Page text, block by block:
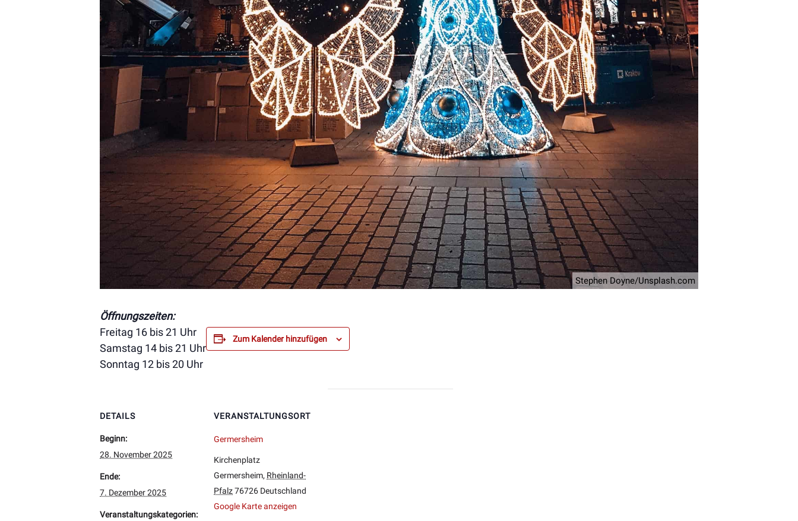
Stephen Doyne/Unsplash.com
Öffnungszeiten:
Freitag 16 bis 21 Uhr
Samstag 14 bis 21 Uhr
Sonntag 12 bis 20 Uhr
Zum Kalender hinzufügen
DETAILS
Beginn:
28. November 2025
Ende:
7. Dezember 2025
Veranstaltungskategorien:
VERANSTALTUNGSORT
Germersheim
Kirchenplatz
Germersheim, Rheinland-
Pfalz76726 Deutschland
Google Karte anzeigen